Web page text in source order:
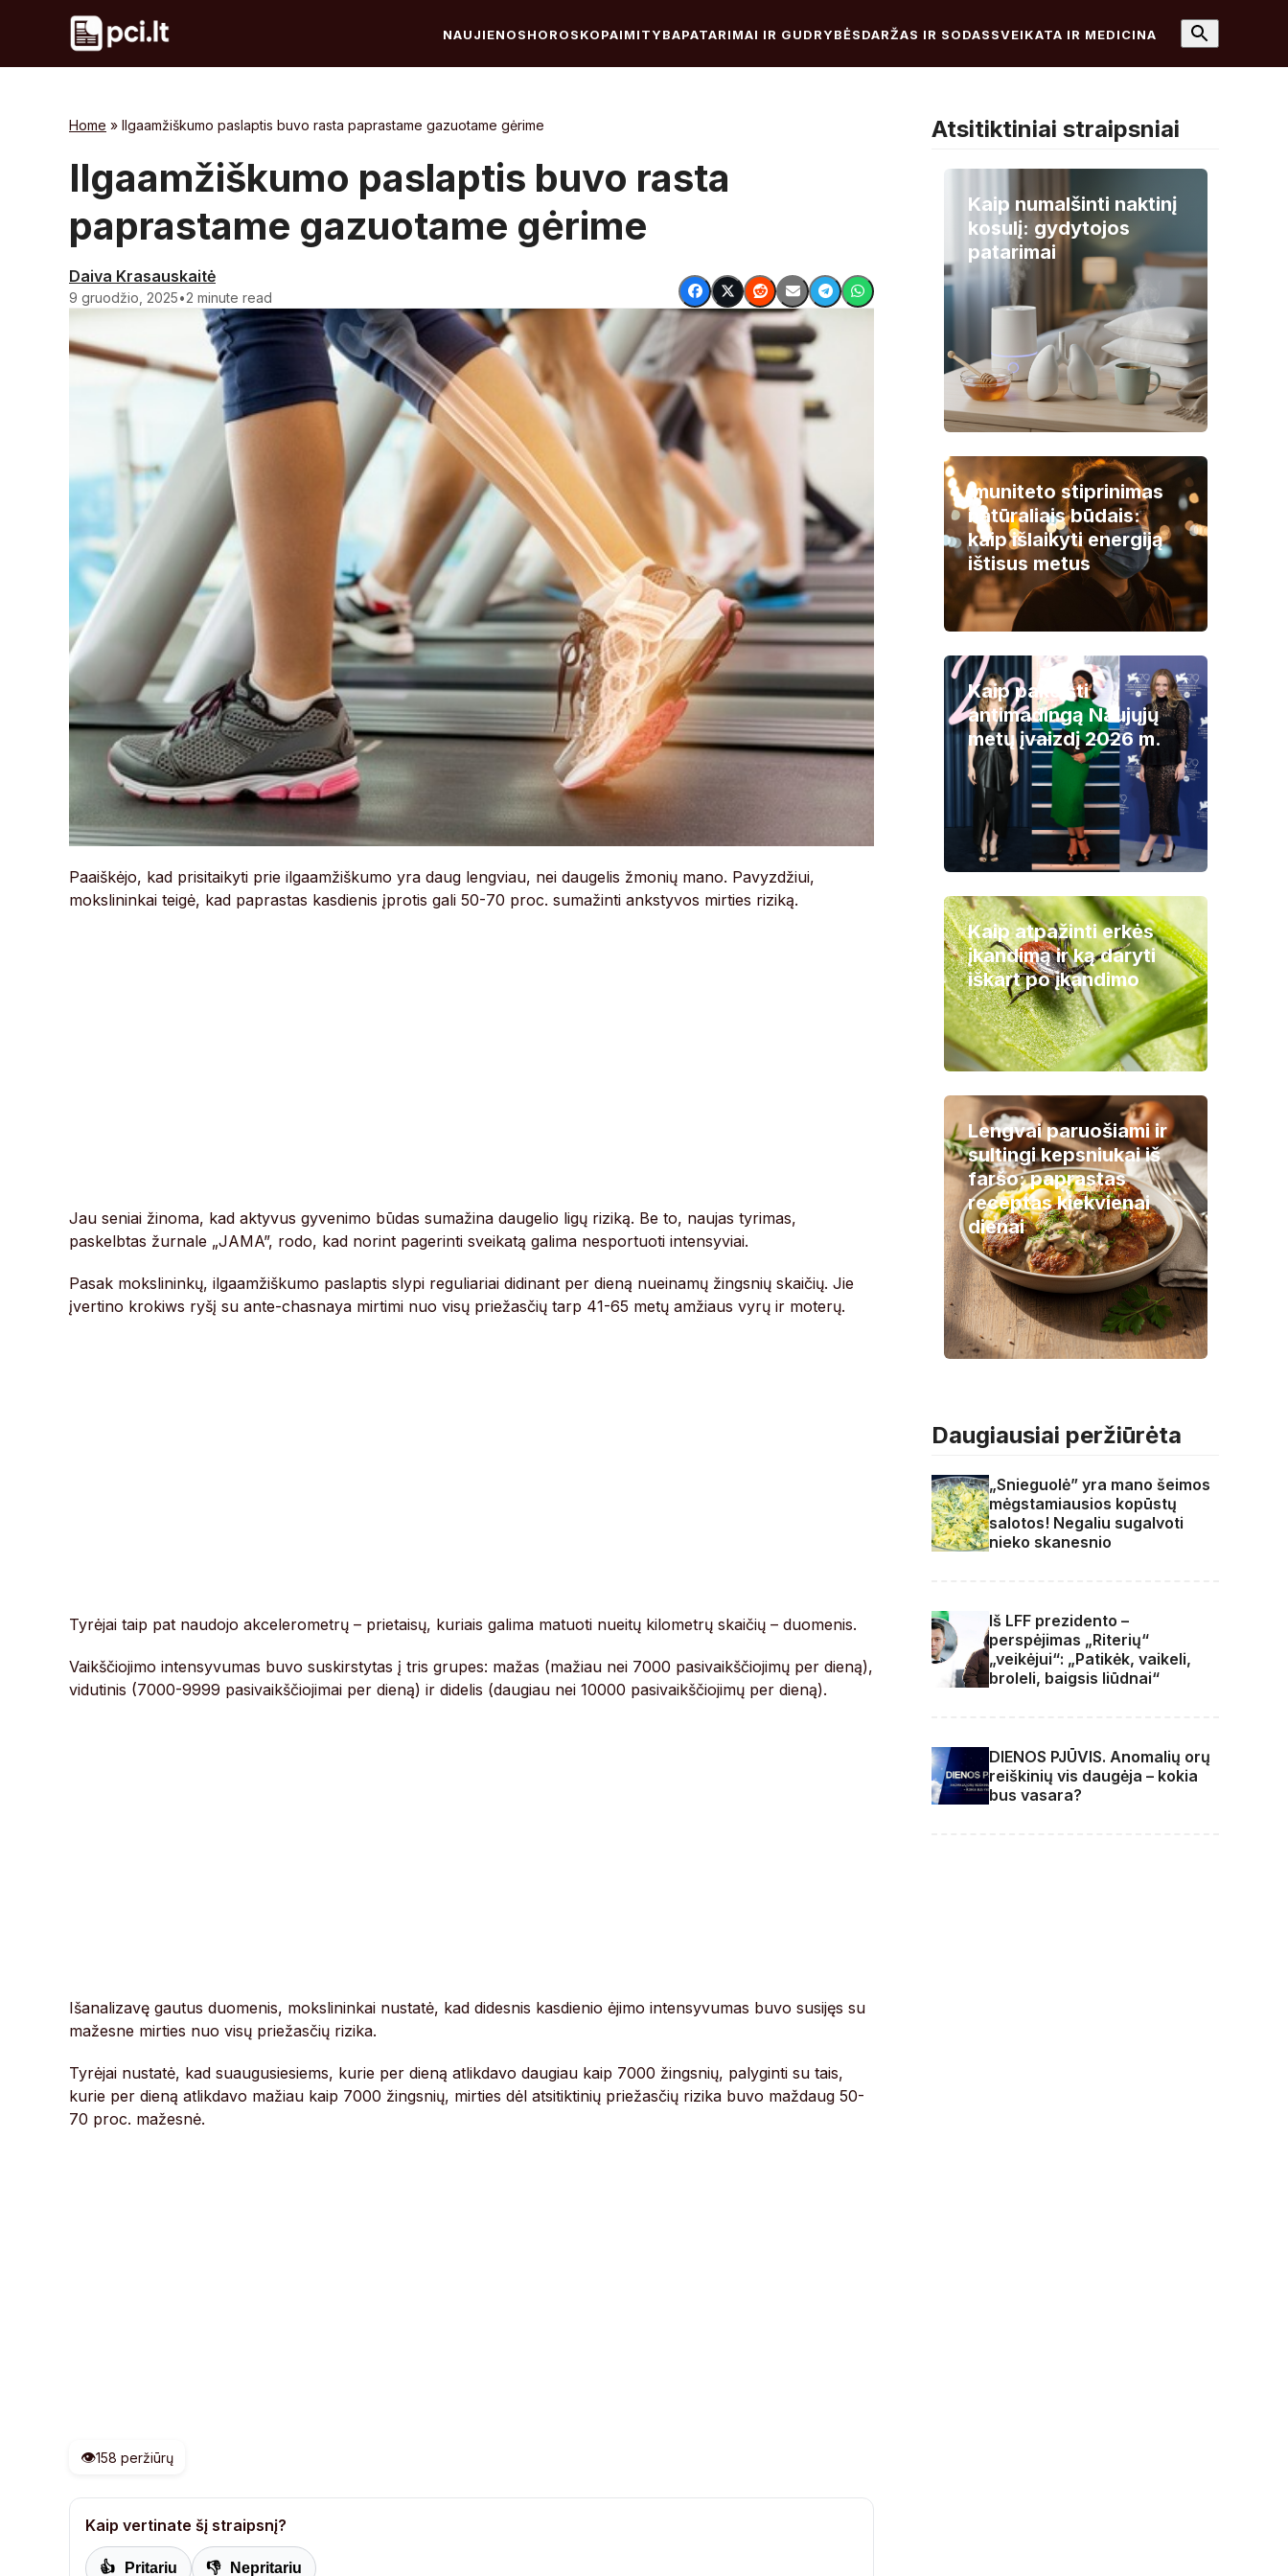
NAUJIENOSHOROSKOPAIMITYBAPATARIMAI IR GUDRYBĖSDARŽAS IR SODASSVEIKATA IR MEDICINA
Home » Ilgaamžiškumo paslaptis buvo rasta paprastame gazuotame gėrime
Ilgaamžiškumo paslaptis buvo rasta
paprastame gazuotame gėrime
Daiva Krasauskaitė
9 gruodžio, 2025•2 minute read
Paaiškėjo, kad prisitaikyti prie ilgaamžiškumo yra daug lengviau, nei daugelis žmonių mano. Pavyzdžiui,
mokslininkai teigė, kad paprastas kasdienis įprotis gali 50-70 proc. sumažinti ankstyvos mirties riziką.
Jau seniai žinoma, kad aktyvus gyvenimo būdas sumažina daugelio ligų riziką. Be to, naujas tyrimas,
paskelbtas žurnale „JAMA”, rodo, kad norint pagerinti sveikatą galima nesportuoti intensyviai.
Pasak mokslininkų, ilgaamžiškumo paslaptis slypi reguliariai didinant per dieną nueinamų žingsnių skaičių. Jie
įvertino krokiws ryšį su ante-chasnaya mirtimi nuo visų priežasčių tarp 41-65 metų amžiaus vyrų ir moterų.
Tyrėjai taip pat naudojo akcelerometrų – prietaisų, kuriais galima matuoti nueitų kilometrų skaičių – duomenis.
Vaikščiojimo intensyvumas buvo suskirstytas į tris grupes: mažas (mažiau nei 7000 pasivaikščiojimų per dieną),
vidutinis (7000-9999 pasivaikščiojimai per dieną) ir didelis (daugiau nei 10000 pasivaikščiojimų per dieną).
Išanalizavę gautus duomenis, mokslininkai nustatė, kad didesnis kasdienio ėjimo intensyvumas buvo susijęs su
mažesne mirties nuo visų priežasčių rizika.
Tyrėjai nustatė, kad suaugusiesiems, kurie per dieną atlikdavo daugiau kaip 7000 žingsnių, palyginti su tais,
kurie per dieną atlikdavo mažiau kaip 7000 žingsnių, mirties dėl atsitiktinių priežasčių rizika buvo maždaug 50-
70 proc. mažesnė.
👁️158 peržiūrų
Kaip vertinate šį straipsnį?
👍 Pritariu 👎 Nepritariu
Atsitiktiniai straipsniai
Kaip numalšinti naktinį
kosulį: gydytojos
patarimai
Imuniteto stiprinimas
natūraliais būdais:
kaip išlaikyti energiją
ištisus metus
Kaip pakeisti
antimadingą Naujųjų
metų įvaizdį 2026 m.
Kaip atpažinti erkės
įkandimą ir ką daryti
iškart po įkandimo
Lengvai paruošiami ir
sultingi kepsniukai iš
faršo: paprastas
receptas kiekvienai
dienai
Daugiausiai peržiūrėta
„Snieguolė” yra mano šeimos
mėgstamiausios kopūstų
salotos! Negaliu sugalvoti
nieko skanesnio
Iš LFF prezidento –
perspėjimas „Riterių“
„veikėjui“: „Patikėk, vaikeli,
broleli, baigsis liūdnai“
DIENOS PJŪVIS. Anomalių orų
reiškinių vis daugėja – kokia
bus vasara?